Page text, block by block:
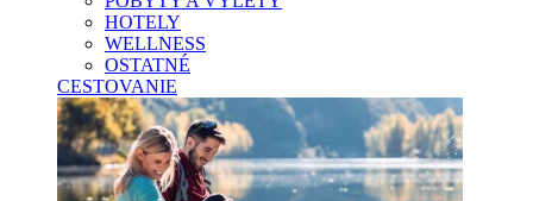
HOTELY
WELLNESS
OSTATNÉ
CESTOVANIE